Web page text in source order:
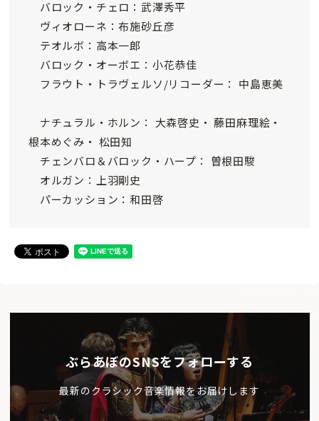
バロック・チェロ：武澤秀平
ヴィオローネ：布施砂丘彦
テオルボ：高本一郎
バロック・オーボエ：小花恭佳
フラウト・トラヴェルソ/リコーダー： 中島恵美
ナチュラル・ホルン： 大森啓史・ 藤田麻理絵・
根本めぐみ・ 松田知
チェンバロ＆バロック・ハープ： 曽根田駿
オルガン：上羽剛史
パーカッション：和田啓
ぶらあぼのSNSをフォローする
最新のクラシック音楽情報をお届けします